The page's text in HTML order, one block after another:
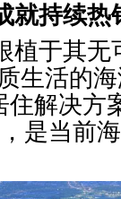
就持续热
植于其无
生活的
解决方
是当前